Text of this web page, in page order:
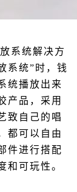
系统解决方
系统”时，钱
统播放出来
产品，采用
致自己的唱
都可以自由
件进行搭配
和可玩性。